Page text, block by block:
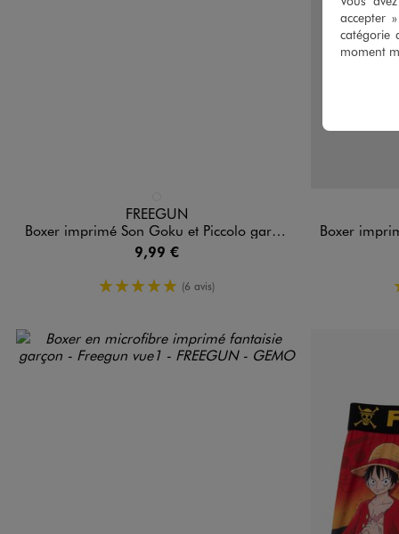
FREEGUN
Boxer imprimé Son Goku et Piccolo garçon - Freegun X Dragon Ball Z
9,99 €
5/5 de moyenne
(6 avis)
Boxer imprimé
accepter
catégorie
moment